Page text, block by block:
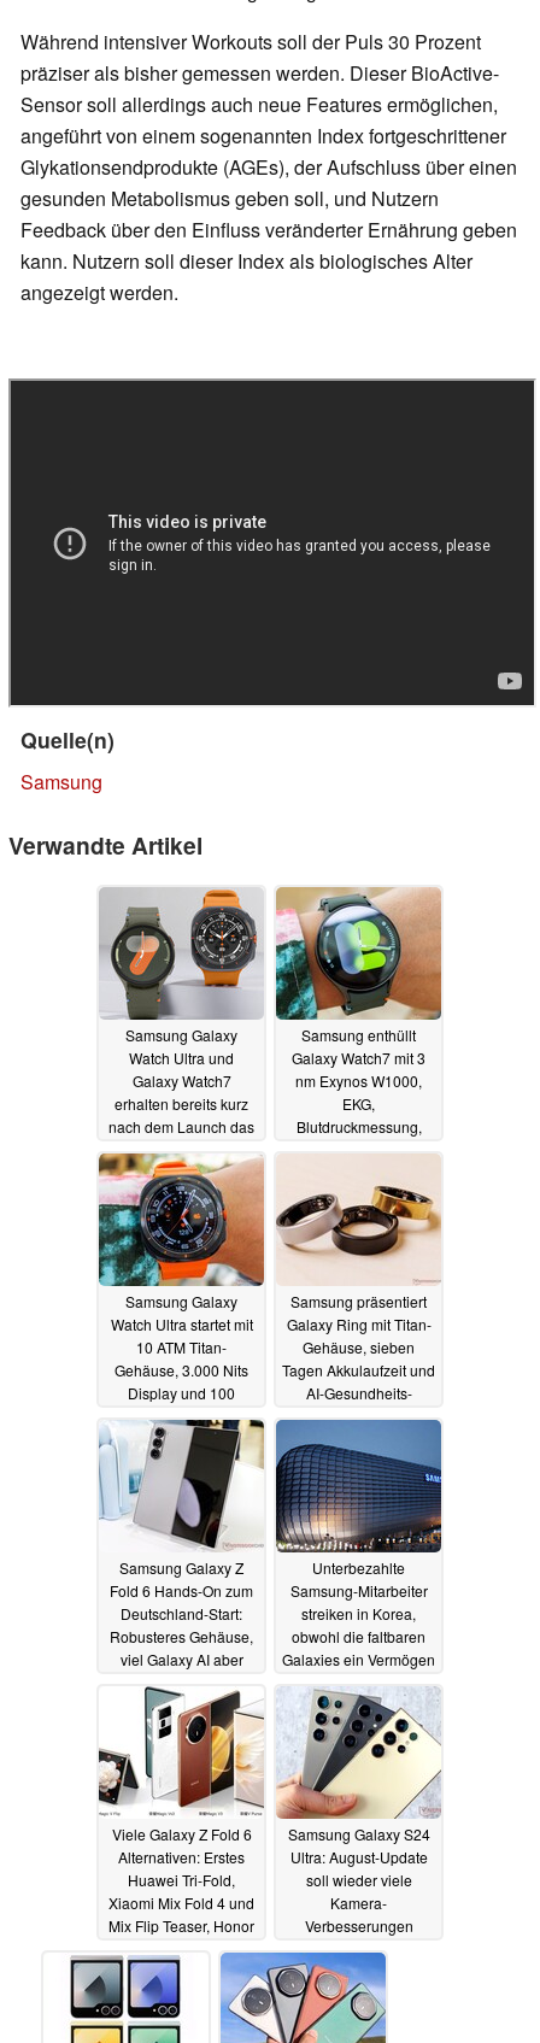
Während intensiver Workouts soll der Puls 30 Prozent
präziser als bisher gemessen werden. Dieser BioActive-
Sensor soll allerdings auch neue Features ermöglichen,
angeführt von einem sogenannten Index fortgeschrittener
Glykationsendprodukte (AGEs), der Aufschluss über einen
gesunden Metabolismus geben soll, und Nutzern
Feedback über den Einfluss veränderter Ernährung geben
kann. Nutzern soll dieser Index als biologisches Alter
angezeigt werden.
Quelle(n)
Samsung
Verwandte Artikel
Samsung Galaxy
Watch Ultra und
Galaxy Watch7
erhalten bereits kurz
nach dem Launch das
erste Update31.07.2024
Samsung enthüllt
Galaxy Watch7 mit 3
nm Exynos W1000,
EKG,
Blutdruckmessung,
Dual-GPS und Galaxy
Samsung Galaxy
Watch Ultra startet mit
10 ATM Titan-
Gehäuse, 3.000 Nits
Display und 100
Stunden Laufzeit
10.07.2024
Samsung präsentiert
Galaxy Ring mit Titan-
Gehäuse, sieben
Tagen Akkulaufzeit und
AI-Gesundheits-
Features10.07.2024
Samsung Galaxy Z
Fold 6 Hands-On zum
Deutschland-Start:
Robusteres Gehäuse,
viel Galaxy AI aber
kaum Vorbesteller-
Deals 10.07.2024
Unterbezahlte
Samsung-Mitarbeiter
streiken in Korea,
obwohl die faltbaren
Galaxies ein Vermögen
kosten08.07.2024
Viele Galaxy Z Fold 6
Alternativen: Erstes
Huawei Tri-Fold,
Xiaomi Mix Fold 4 und
Mix Flip Teaser, Honor
zeigt Magic Vs3
08.07.2024
Samsung Galaxy S24
Ultra: August-Update
soll wieder viele
Kamera-
Verbesserungen
bringen07.07.2024